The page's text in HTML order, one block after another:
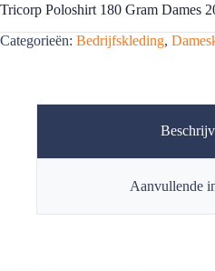
Tricorp Poloshirt 180 Gram Dames
Categorieën: Bedrijfskleding,
Aanvullende